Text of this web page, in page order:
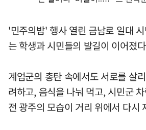
'민주의밤' 행사 열린 금남로 일대
는 학생과 시민들의 발길이 이어졌
계엄군의 총탄 속에서도 서로를 살
려하고, 음식을 나눠 먹고, 시민군
전 광주의 모습이 거리 위에서 다시